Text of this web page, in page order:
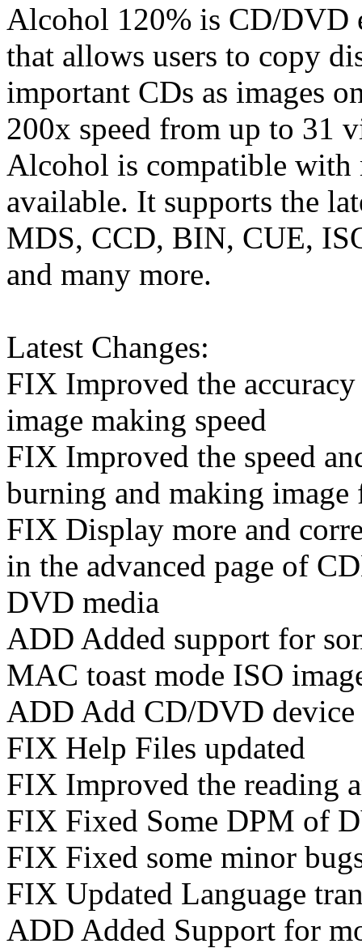
Alcohol 120% is CD/DVD
that allows users to copy
important CDs as images
200x speed from up to 31
Alcohol is compatible with
available. It supports the
MDS, CCD, BIN, CUE,
and many more.
Latest Changes:
FIX Improved the
image making speed
FIX Improved the speed
burning and making image
FIX Display more and
in the advanced page of
DVD media
ADD Added support for
MAC toast mode ISO
ADD Add CD/DVD device
FIX Help Files updated
FIX Improved the reading
FIX Fixed Some DPM of
FIX Fixed some minor
FIX Updated Language
ADD Added Support for